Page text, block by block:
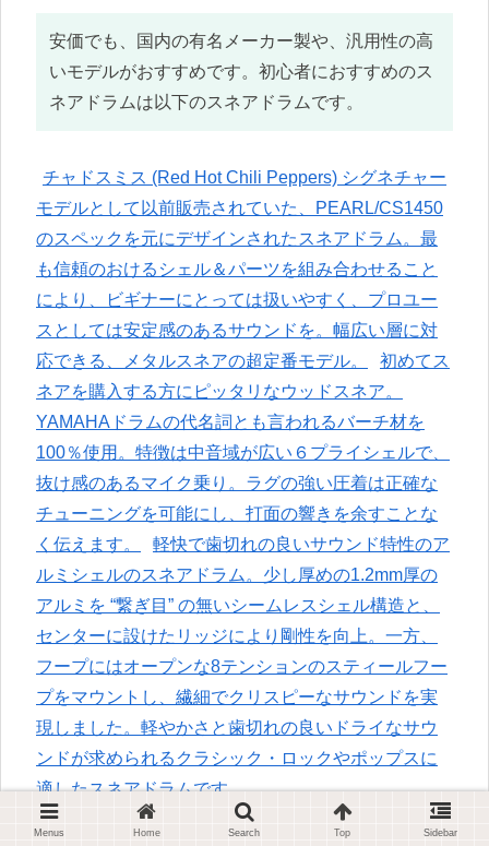
安価でも、国内の有名メーカー製や、汎用性の高
いモデルがおすすめです。初心者におすすめのス
ネアドラムは以下のスネアドラムです。
チャドスミス (Red Hot Chili Peppers) シグネチャー
モデルとして以前販売されていた、PEARL/CS1450
のスペックを元にデザインされたスネアドラム。最
も信頼のおけるシェル＆パーツを組み合わせること
により、ビギナーにとっては扱いやすく、プロユー
スとしては安定感のあるサウンドを。幅広い層に対
応できる、メタルスネアの超定番モデル。
初めてス
ネアを購入する方にピッタリなウッドスネア。
YAMAHAドラムの代名詞とも言われるバーチ材を
100％使用。特徴は中音域が広い６プライシェルで、
抜け感のあるマイク乗り。ラグの強い圧着は正確な
チューニングを可能にし、打面の響きを余すことな
く伝えます。
軽快で歯切れの良いサウンド特性のア
ルミシェルのスネアドラム。少し厚めの1.2mm厚の
アルミを “繋ぎ目” の無いシームレスシェル構造と、
センターに設けたリッジにより剛性を向上。一方、
フープにはオープンな8テンションのスティールフー
プをマウントし、繊細でクリスピーなサウンドを実
現しました。軽やかさと歯切れの良いドライなサウ
ンドが求められるクラシック・ロックやポップスに
適したスネアドラムです。
紹介したスネアドラムは、安価でも幅広いジャン
Menus Home Search Top Sidebar